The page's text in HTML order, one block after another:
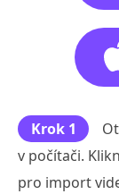
Krok 1
v počítači.
pro import